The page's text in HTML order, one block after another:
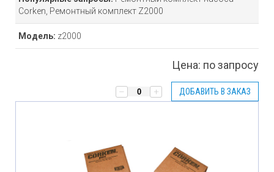
Corken, Ремонтный комплект Z2000
Модель: z2000
Цена: по запросу
ДОБАВИТЬ В ЗАКАЗ